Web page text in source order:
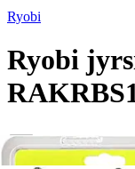
Ryobi
Ryobi
72,17 €